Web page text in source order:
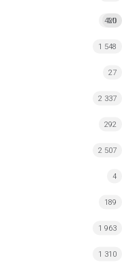
MI
420
1 548
27
2 337
292
2 507
4
189
1 963
1 310